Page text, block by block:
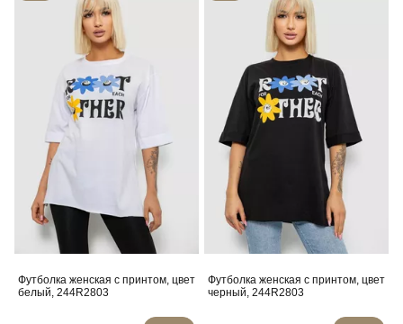
Футболка женская с принтом, цвет
белый, 244R2803
Футболка женская с принтом, цвет
черный, 244R2803